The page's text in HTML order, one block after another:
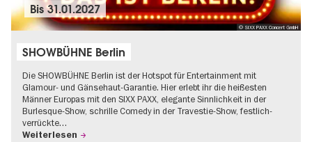
© SIXX PAXX Concert GmbH
Bis31.01.2027
SHOWBÜHNE Berlin
Die SHOWBÜHNE Berlin ist der Hotspot für Entertainment mit
Glamour- und Gänsehaut-Garantie. Hier erlebt ihr die heißesten
Männer Europas mit den SIXX PAXX, elegante Sinnlichkeit in der
Burlesque-Show, schrille Comedy in der Travestie-Show, festlich-
verrückte…
Weiterlesen